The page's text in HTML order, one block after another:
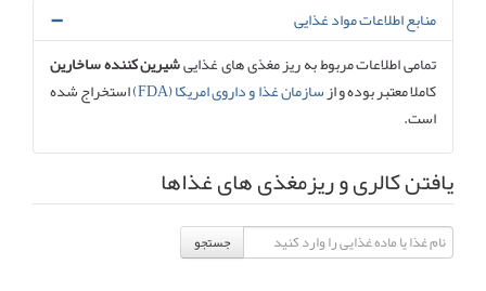
منابع اطلاعات مواد غذایی
تمامی اطلاعات مربوط به ریز مغذی های غذاییشیرین کننده ساخارین
کاملا معتبر بوده و ازسازمان غذا و داروی امریکا (FDA)
استخراج شده
است.
یافتن کالری و ریزمغذی های غذاها
جستجو